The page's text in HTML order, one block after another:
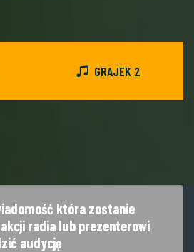
GRAJEK 2
która zostanie
radia lub prezenterowi
audycję